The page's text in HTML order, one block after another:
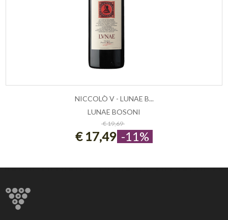
ESAURITO
NICCOLÒ V - LUNAE B...
LUNAE BOSONI
€ 19,69
€ 17,49 -11%